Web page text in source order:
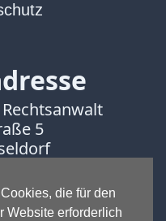
die für den
Website erforderlich
5